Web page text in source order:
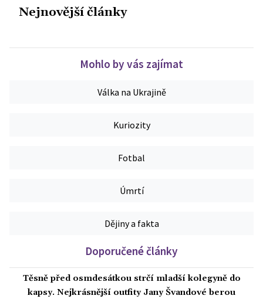
Nejnovější články
Mohlo by vás zajímat
Válka na Ukrajině
Kuriozity
Fotbal
Úmrtí
Dějiny a fakta
Doporučené články
Těsně před osmdesátkou strčí mladší kolegyně do
kapsy. Nejkrásnější outfity Jany Švandové berou